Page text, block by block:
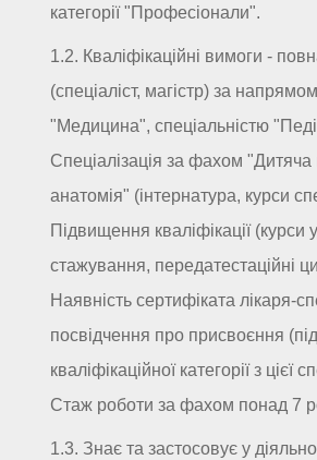
категорії "Професіонали".
1.2. Кваліфікаційні вимоги -
(спеціаліст, магістр) за
"Медицина", спеціальністю
Спеціалізація за фахом "Дитяча
анатомія" (інтернатура, курси
Підвищення кваліфікації (курси
стажування, передатестаційні
Наявність сертифіката лікаря-
посвідчення про присвоєння
кваліфікаційної категорії з цієї
Стаж роботи за фахом понад 7
1.3. Знає та застосовує у